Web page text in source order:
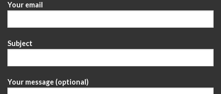
Your email
Subject
Your message (optional)